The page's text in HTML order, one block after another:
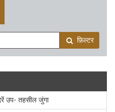
फ़िल्टर
उप- तहसील जुंगा